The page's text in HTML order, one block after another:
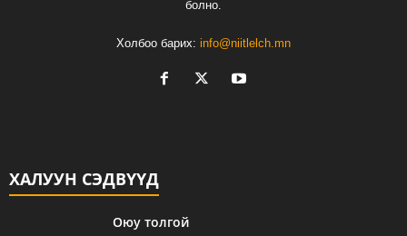
болно.
Холбоо барих: info@niitlelch.mn
ХАЛУУН СЭДВҮҮД
Оюу толгой